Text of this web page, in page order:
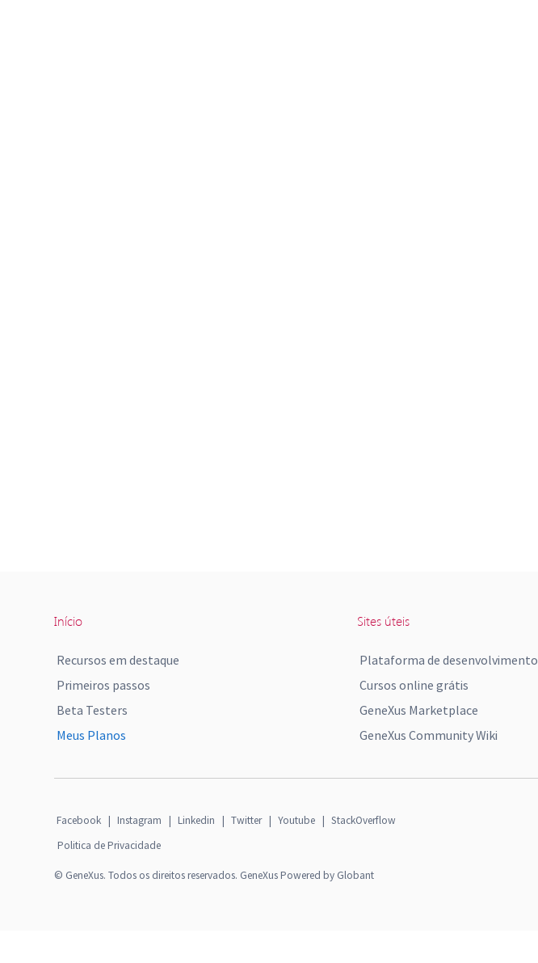
Início
Recursos em destaque
Primeiros passos
Beta Testers
Meus Planos
Sites úteis
Plataforma de desenvolvimento
Cursos online grátis
GeneXus Marketplace
GeneXus Community Wiki
Facebook | Instagram | Linkedin | Twitter | Youtube | StackOverflow
Politica de Privacidade
© GeneXus. Todos os direitos reservados. GeneXus Powered by Globant